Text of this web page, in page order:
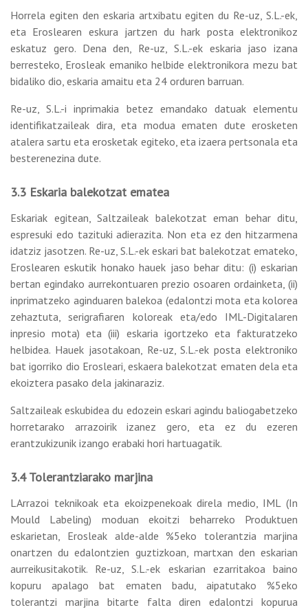
Horrela egiten den eskaria artxibatu egiten du Re-uz, S.L.-ek,
eta Eroslearen eskura jartzen du hark posta elektronikoz
eskatuz gero. Dena den, Re-uz, S.L.-ek eskaria jaso izana
berresteko, Erosleak emaniko helbide elektronikora mezu bat
bidaliko dio, eskaria amaitu eta 24 orduren barruan.
Re-uz, S.L.-i inprimakia betez emandako datuak elementu
identifikatzaileak dira, eta modua ematen dute erosketen
atalera sartu eta erosketak egiteko, eta izaera pertsonala eta
besterenezina dute.
3.3 Eskaria balekotzat ematea
Eskariak egitean, Saltzaileak balekotzat eman behar ditu,
espresuki edo tazituki adierazita. Non eta ez den hitzarmena
idatziz jasotzen. Re-uz, S.L.-ek eskari bat balekotzat emateko,
Eroslearen eskutik honako hauek jaso behar ditu: (i) eskarian
bertan egindako aurrekontuaren prezio osoaren ordainketa, (ii)
inprimatzeko aginduaren balekoa (edalontzi mota eta kolorea
zehaztuta, serigrafiaren koloreak eta/edo IML-Digitalaren
inpresio mota) eta (iii) eskaria igortzeko eta fakturatzeko
helbidea. Hauek jasotakoan, Re-uz, S.L.-ek posta elektroniko
bat igorriko dio Erosleari, eskaera balekotzat ematen dela eta
ekoiztera pasako dela jakinaraziz.
Saltzaileak eskubidea du edozein eskari agindu baliogabetzeko
horretarako arrazoirik izanez gero, eta ez du ezeren
erantzukizunik izango erabaki hori hartuagatik.
3.4 Tolerantziarako marjina
LArrazoi teknikoak eta ekoizpenekoak direla medio, IML (In
Mould Labeling) moduan ekoitzi beharreko Produktuen
eskarietan, Erosleak alde-alde %5eko tolerantzia marjina
onartzen du edalontzien guztizkoan, martxan den eskarian
aurreikusitakotik. Re-uz, S.L.-ek eskarian ezarritakoa baino
kopuru apalago bat ematen badu, aipatutako %5eko
tolerantzi marjina bitarte falta diren edalontzi kopurua